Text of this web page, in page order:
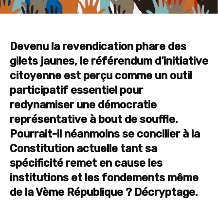
Devenu la revendication phare des
gilets jaunes, le référendum d’initiative
citoyenne est perçu comme un outil
participatif essentiel pour
redynamiser une démocratie
représentative à bout de souffle.
Pourrait-il néanmoins se concilier à la
Constitution actuelle tant sa
spécificité remet en cause les
institutions et les fondements même
de la Vème République ? Décryptage.